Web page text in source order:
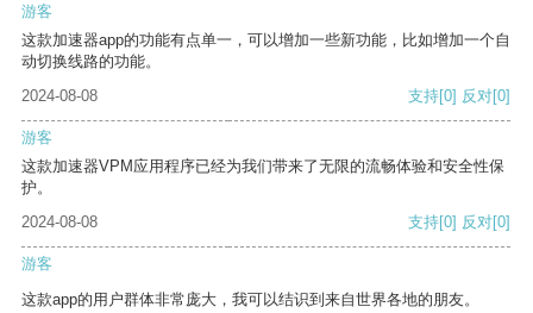
游客
这款加速器app的功能有点单一，可以增加一些新功能，比如增加一个自
动切换线路的功能。
2024-08-08
支持[0] 反对[0]
游客
这款加速器VPM应用程序已经为我们带来了无限的流畅体验和安全性保
护。
2024-08-08
支持[0] 反对[0]
游客
这款app的用户群体非常庞大，我可以结识到来自世界各地的朋友。